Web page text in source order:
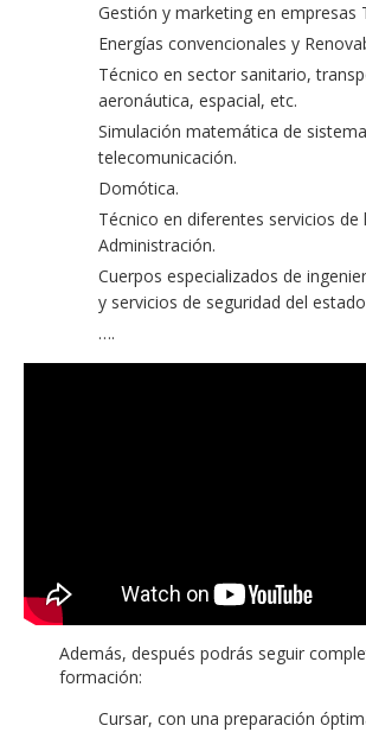
Gestión y marketing en empresas
Energías convencionales y
Técnico en sector sanitario,
aeronáutica, espacial, etc.
Simulación matemática de
telecomunicación.
Domótica.
Técnico en diferentes servicios de
Administración.
Cuerpos especializados de
y servicios de seguridad del
….
Además, después podrás seguir
formación:
Cursar, con una preparación